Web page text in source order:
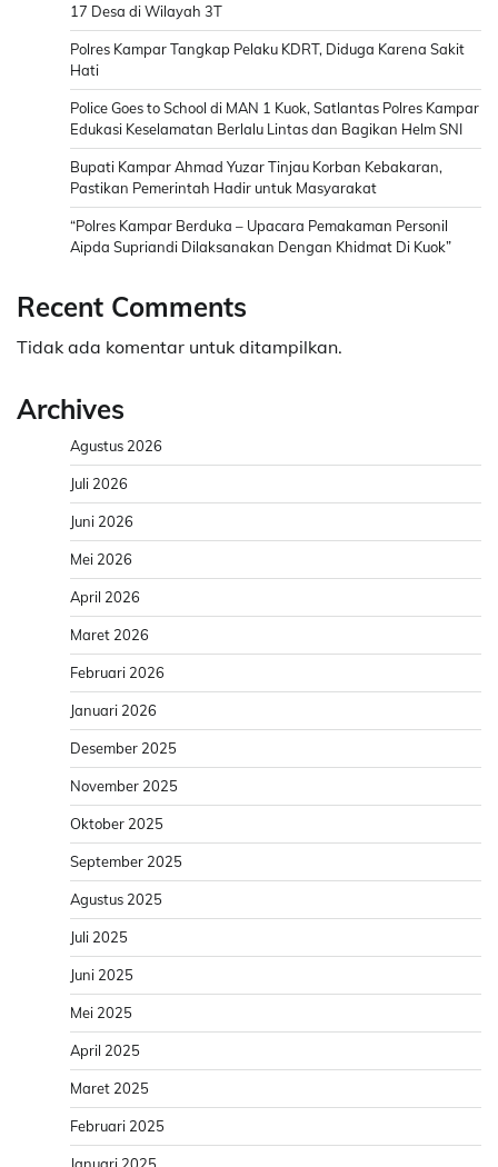
17 Desa di Wilayah 3T
Polres Kampar Tangkap Pelaku KDRT, Diduga Karena Sakit
Hati
Police Goes to School di MAN 1 Kuok, Satlantas Polres Kampar
Edukasi Keselamatan Berlalu Lintas dan Bagikan Helm SNI
Bupati Kampar Ahmad Yuzar Tinjau Korban Kebakaran,
Pastikan Pemerintah Hadir untuk Masyarakat
“Polres Kampar Berduka – Upacara Pemakaman Personil
Aipda Supriandi Dilaksanakan Dengan Khidmat Di Kuok”
Recent Comments
Tidak ada komentar untuk ditampilkan.
Archives
Agustus 2026
Juli 2026
Juni 2026
Mei 2026
April 2026
Maret 2026
Februari 2026
Januari 2026
Desember 2025
November 2025
Oktober 2025
September 2025
Agustus 2025
Juli 2025
Juni 2025
Mei 2025
April 2025
Maret 2025
Februari 2025